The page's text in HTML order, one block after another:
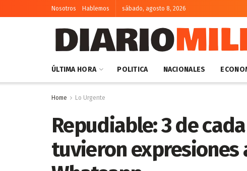
Nosotros Hablemos sábado, agosto 8, 2026
ÚLTIMA HORA POLITICA NACIONALES
Home Lo Urgente
Repudiable: 3 de
tuvieron expresiones